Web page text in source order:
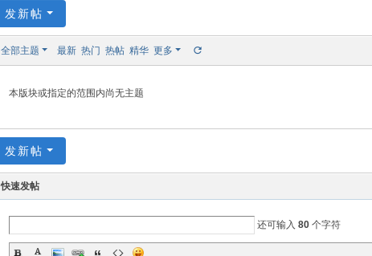
发新帖
全部主题 最新 热门 热帖 精华 更多
本版块或指定的范围内尚无主题
发新帖
快速发帖
还可输入 80 个字符